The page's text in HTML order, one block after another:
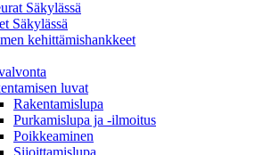
Säkylässä
Säkylässä
kehittämishankkeet
luvat
Rakentamislupa
Purkamislupa ja -ilmoitus
Poikkeaminen
Sijoittamislupa